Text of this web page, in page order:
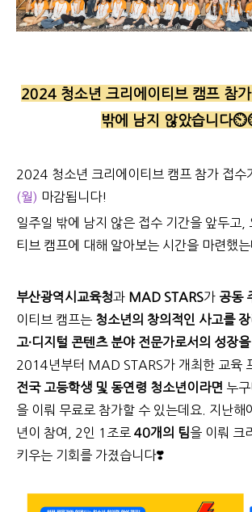
2024 청소년 크리에이티브 캠프 참
밖에 남지 않았습니다
2024 청소년 크리에이티브 캠프 참가 접수
(월) 마감됩니다!
일주일 밖에 남지 않은 접수 기간을 앞두고,
티브 캠프에 대해 알아보는 시간을 마련했
부산광역시교육청과 MAD STARS가 공동
이티브 캠프는 청소년의 창의적인 사고를
고·디지털 콘텐츠 분야 전문가로서의 성장
2014년부터 MAD STARS가 개최한 교육
전국 고등학생 및 동연령 청소년이라면 누
을 이뤄 무료로 참가할 수 있는데요. 지난해
년이 참여, 2인 1조로 40개의 팀을 이뤄 크
키우는 기회를 가졌습니다❣️